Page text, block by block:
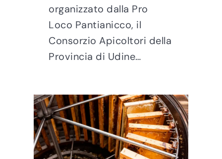
organizzato dalla Pro
Loco Pantianicco, il
Consorzio Apicoltori della
Provincia di Udine…